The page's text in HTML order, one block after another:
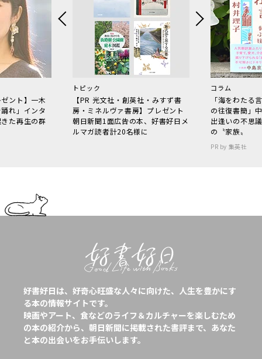
ント】一木
れ」インタ
た再生の群
トピック
【PR 光文社・創英社・みすず書
房・ミネルヴァ書房】プレゼント
朝日新聞1面広告の本、好書好日メ
ルマガ読者計20名様に
コラム
「海をわた
の往復書簡」
出逢いの不思
の〝家族〟
PR by 集英社
好書好日は、好奇心旺盛な人々に向けた、人生を豊かにす
る本の情報サイトです。
映画やアート、食などのライフ＆カルチャーを楽しむため
の本の紹介から、朝日新聞に掲載された書評まで、あなた
と本の出会いをお手伝いします。